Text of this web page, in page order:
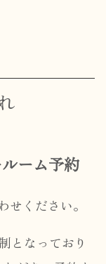
ーム予約
せください。
となっており